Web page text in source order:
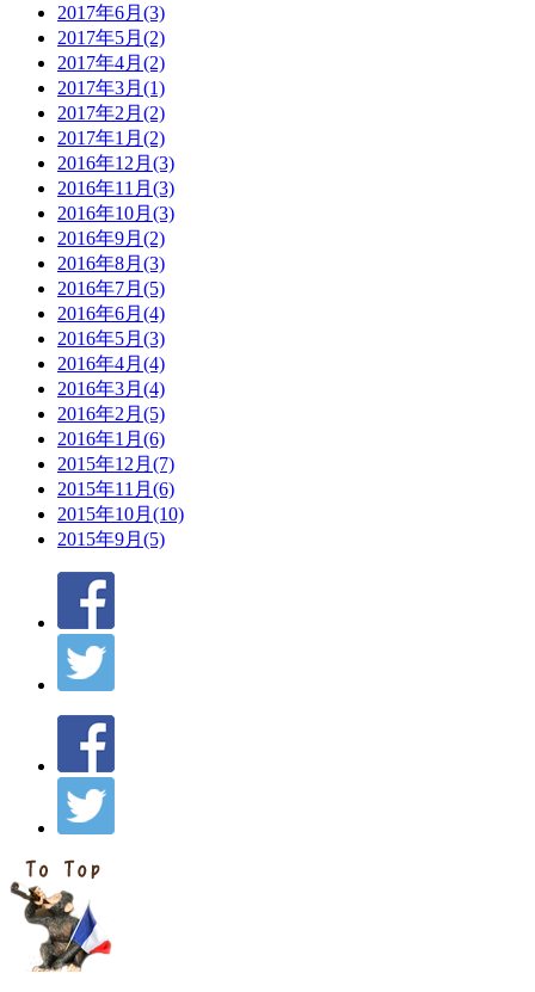
2017年6月(3)
2017年5月(2)
2017年4月(2)
2017年3月(1)
2017年2月(2)
2017年1月(2)
2016年12月(3)
2016年11月(3)
2016年10月(3)
2016年9月(2)
2016年8月(3)
2016年7月(5)
2016年6月(4)
2016年5月(3)
2016年4月(4)
2016年3月(4)
2016年2月(5)
2016年1月(6)
2015年12月(7)
2015年11月(6)
2015年10月(10)
2015年9月(5)